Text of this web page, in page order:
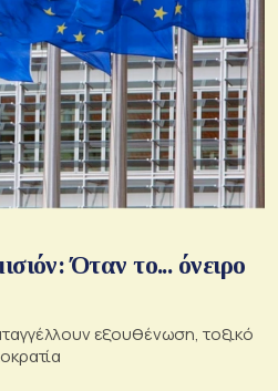
Όταν το... όνειρο
εξουθένωση, τοξικό